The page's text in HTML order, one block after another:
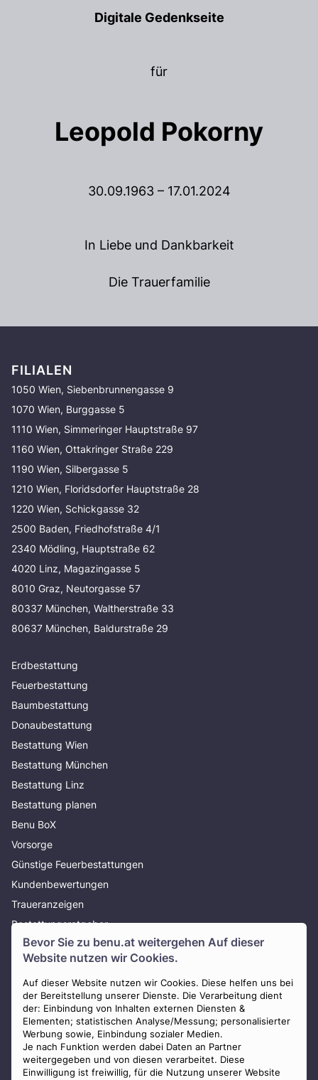
Bevor Sie zu benu.at weitergehen Auf dieser
Website nutzen wir Cookies.
Auf dieser Website nutzen wir Cookies. Diese helfen uns bei
der Bereitstellung unserer Dienste. Die Verarbeitung dient
der: Einbindung von Inhalten externen Diensten &
Elementen; statistischen Analyse/Messung; personalisierter
Werbung sowie, Einbindung sozialer Medien.
Je nach Funktion werden dabei Daten an Partner
weitergegeben und von diesen verarbeitet. Diese
Einwilligung ist freiwillig, für die Nutzung unserer Website
Digitale Gedenkseite
für
Leopold Pokorny
30.09.1963 – 17.01.2024
In Liebe und Dankbarkeit
Die Trauerfamilie
FILIALEN
1050 Wien, Siebenbrunnengasse 9
1070 Wien, Burggasse 5
1110 Wien, Simmeringer Hauptstraße 97
1160 Wien, Ottakringer Straße 229
1190 Wien, Silbergasse 5
1210 Wien, Floridsdorfer Hauptstraße 28
1220 Wien, Schickgasse 32
2500 Baden, Friedhofstraße 4/1
2340 Mödling, Hauptstraße 62
4020 Linz, Magazingasse 5
8010 Graz, Neutorgasse 57
80337 München, Waltherstraße 33
80637 München, Baldurstraße 29
Erdbestattung
Feuerbestattung
Baumbestattung
Donaubestattung
Bestattung Wien
Bestattung München
Bestattung Linz
Bestattung planen
Benu BoX
Vorsorge
Günstige Feuerbestattungen
Kundenbewertungen
Traueranzeigen
Bestattungsratgeber
Über uns
Presse
AGB
Impressum
Datenschutz
Widerrufsbelehrung
Zahlungsmöglichkeiten